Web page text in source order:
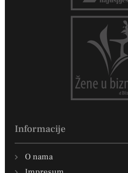
Informacije
O nama